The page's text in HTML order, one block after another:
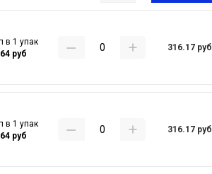
в 1 упак
руб
316.17 руб
в 1 упак
руб
316.17 руб